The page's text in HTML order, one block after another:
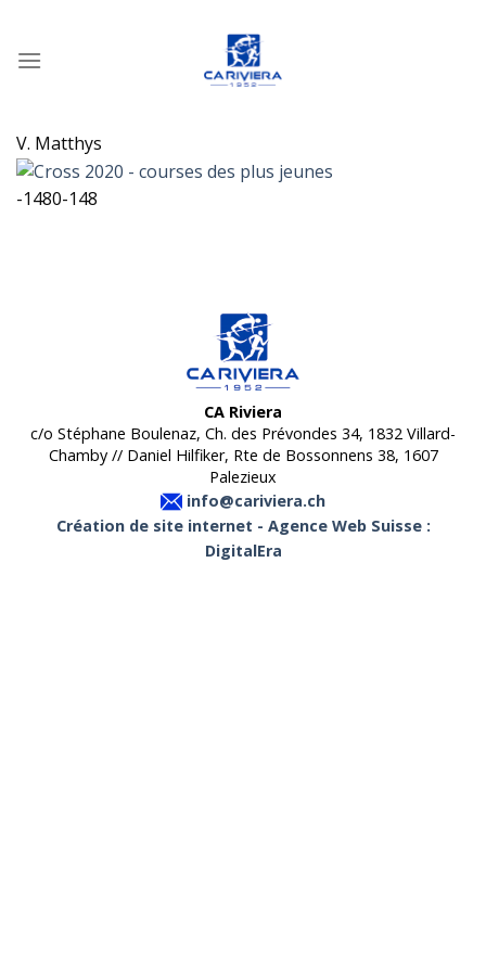
contenu
V. Matthys
-1480-148
CA Riviera
c/o Stéphane Boulenaz, Ch. des Prévondes 34, 1832 Villard-
Chamby // Daniel Hilfiker, Rte de Bossonnens 38, 1607
Palezieux
info@cariviera.ch
Création de site internet - Agence Web Suisse :
DigitalEra